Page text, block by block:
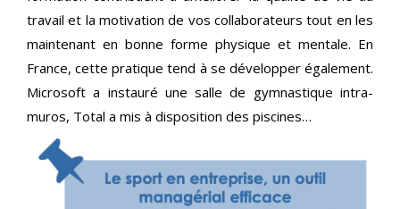
travail et la motivation de vos collaborateurs tout en les
maintenant en bonne forme physique et mentale. En
France, cette pratique tend à se développer également.
Microsoft a instauré une salle de gymnastique intra-
muros, Total a mis à disposition des piscines…